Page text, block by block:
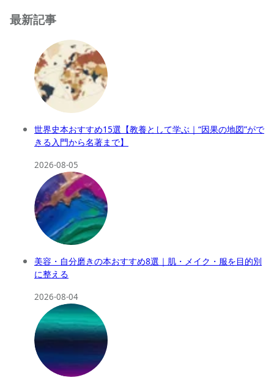
最新記事
世界史本おすすめ15選【教養として学ぶ｜“因果の地図”がで
きる入門から名著まで】
2026-08-05
美容・自分磨きの本おすすめ8選｜肌・メイク・服を目的別
に整える
2026-08-04